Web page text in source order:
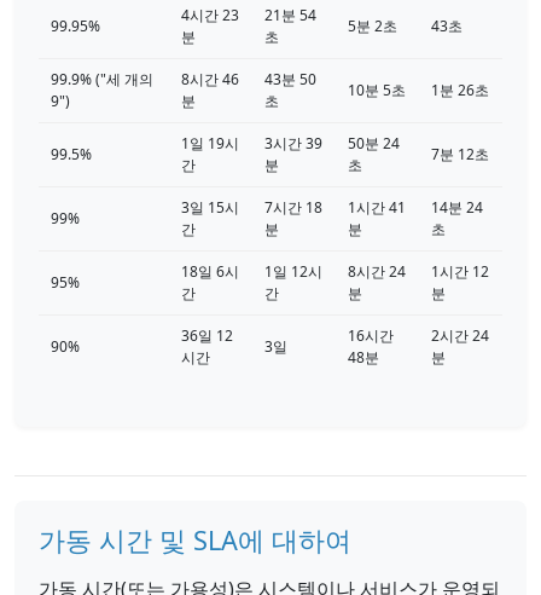
99.95%
4시간 23
분
21분 54
초
5분 2초 43초
99.9% ("세 개의
9")
8시간 46
분
43분 50
초
10분 5초 1분 26초
99.5%
1일 19시
간
3시간 39
분
50분 24
초
7분 12초
99%
3일 15시
간
7시간 18
분
1시간 41
분
14분 24
초
95%
18일 6시
간
1일 12시
간
8시간 24
분
1시간 12
분
90%
36일 12
시간
3일
16시간
48분
2시간 24
분
가동 시간 및 SLA에 대하여
가동 시간(또는 가용성)은 시스템이나 서비스가 운영되